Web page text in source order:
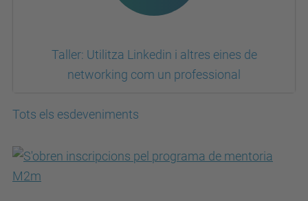
Taller: Utilitza Linkedin i altres eines de
networking com un professional
Tots els esdeveniments